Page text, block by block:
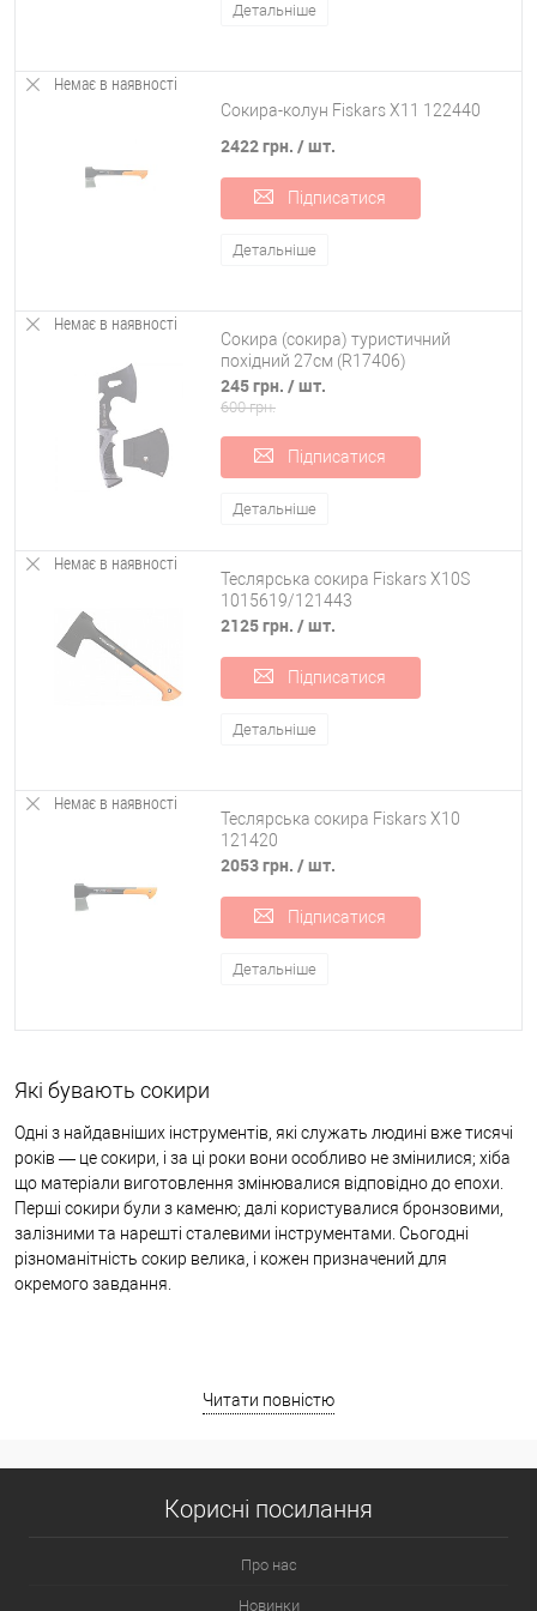
прослужить десятки років, а заточувати інструмент доведеться
Вигода покупки сокири в інтернет-магазині OSPORT
І будівельнику, і туристу, і рибалці з мисливцем потрібний якісний
інвентар. І один із головних інструментів для будь-якого з них —
топірець. Якщо ви не бажаєте придбати матеріал із низькоякісного
металу з незручною рукояткою, вам потрібно купити сокиру в
інвентар виробництва відомих фірм за найкращими в Україні
цінами, і зможете купити: лопати;
та інший інструмент для дому, дачі та саду.
Якщо ви раніше не купували інструмент, вам допоможуть наші
консультанти. Вони розкажуть, як підібрати інвентар, як замовити
його оптом та в роздріб, та як оформити доставку по всій країні у
Читати повністю
Детальніше
Немає в наявності
Сокира-колун Fiskars X11 122440
2422 грн. / шт.
Підписатися
Детальніше
Немає в наявності
Сокира (сокира) туристичний
похідний 27см (R17406)
245 грн. / шт.
600 грн.
Підписатися
Детальніше
Немає в наявності
Теслярська сокира Fiskars X10S
1015619/121443
2125 грн. / шт.
Підписатися
Детальніше
Немає в наявності
Теслярська сокира Fiskars X10
121420
2053 грн. / шт.
Підписатися
Детальніше
Які бувають сокири
Одні з найдавніших інструментів, які служать людині вже тисячі
років — це сокири, і за ці роки вони особливо не змінилися; хіба
що матеріали виготовлення змінювалися відповідно до епохи.
Перші сокири були з каменю; далі користувалися бронзовими,
залізними та нарешті сталевими інструментами. Сьогодні
різноманітність сокир велика, і кожен призначений для
окремого завдання.
Читати повністю
Корисні посилання
Про нас
Новинки